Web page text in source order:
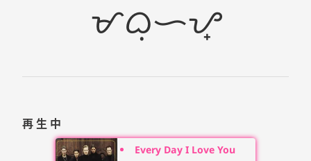
ᜋᜊᜓᜑᜌ᜔
再生中
Every Day I Love You